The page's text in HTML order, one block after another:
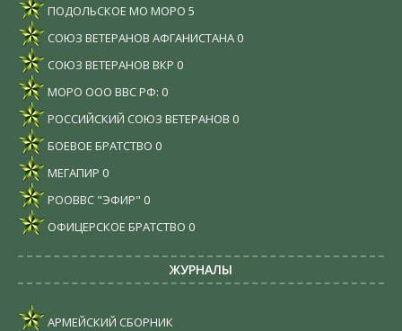
ПОДОЛЬСКОЕ МО МОРО 5
СОЮЗ ВЕТЕРАНОВ АФГАНИСТАНА 0
СОЮЗ ВЕТЕРАНОВ ВКР 0
МОРО ООО ВВС РФ: 0
РОССИЙСКИЙ СОЮЗ ВЕТЕРАНОВ 0
БОЕВОЕ БРАТСТВО 0
МЕГАПИР 0
РООВВС "ЭФИР" 0
ОФИЦЕРСКОЕ БРАТСТВО 0
ЖУРНАЛЫ
АРМЕЙСКИЙ СБОРНИК